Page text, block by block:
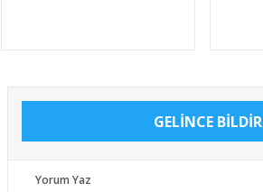
GELİNCE BİLDİR
Yorum Yaz